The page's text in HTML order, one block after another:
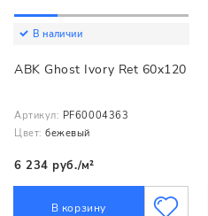
В наличии
ABK Ghost Ivory Ret 60x120
Артикул: PF60004363
Цвет: бежевый
6 234 руб./м²
В корзину